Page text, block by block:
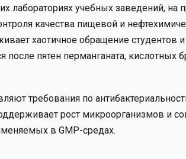
лабораториях учебных заведений, на
качества пищевой и
хаотичное обращение студентов
после пятен перманганата, кислотных
требования по
рост микроорганизмов и
в GMP-средах.